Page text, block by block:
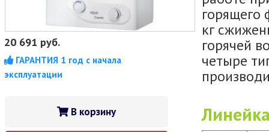
20 691 руб.
ГАРАНТИЯ 1 год с начала
эксплуатации
В корзину
горящего
кг
горячей
четыре